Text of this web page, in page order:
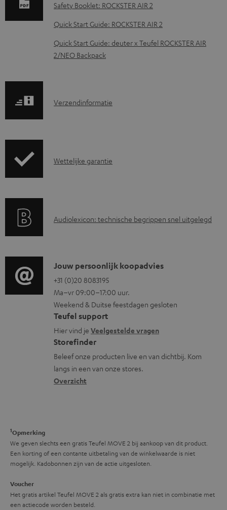
l
o
a
d
c
n
Safety Booklet: ROCKSTER AIR 2
Quick Start Guide: ROCKSTER AIR 2
Quick Start Guide: deuter x Teufel ROCKSTER AIR
2/NEO Backpack
V
e
n
r
m
a
t
i
e
Verzendinformatie
G
n
e
i
n
f
o
r
m
a
Wettelijke garantie
A
i
o
g
l
o
s
s
a
r
Audiolexicon: technische begrippen snel uitgelegd
C
o
n
t
a
c
t
i
n
m
a
i
Jouw persoonlijk koopadvies
+31 (0)20 8083195
Ma–vr 09:00–17:00 uur.
Weekend & Duitse feestdagen gesloten
Teufel support
Hier vind je Veelgestelde vragen
Storefinder
Beleef onze producten live en van dichtbij. Kom
langs in een van onze stores.
Overzicht
1Opmerking
We geven slechts een gratis Teufel MOVE 2 bij aankoop van dit product.
Een korting of een contante uitbetaling van de winkelwaarde is niet
mogelijk. Kadobonnen zijn van de actie uitgesloten.
Voucher
Het gratis artikel Teufel MOVE 2 als gratis extra kan niet in combinatie met
een actiecode worden besteld.